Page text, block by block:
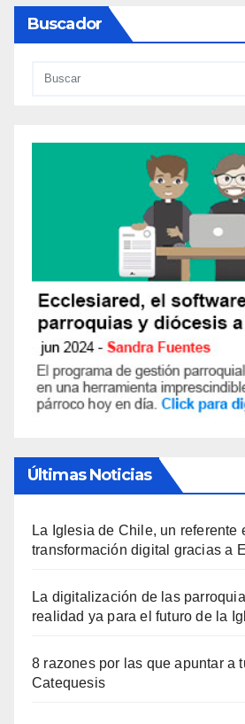
Buscador
Últimas Noticias
La Iglesia de Chile, un referente
transformación digital gracias a
La digitalización de las
realidad ya para el futuro de la
8 razones por las que apuntar a
Catequesis